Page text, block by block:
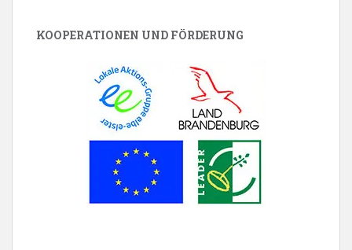
KOOPERATIONEN UND FÖRDERUNG